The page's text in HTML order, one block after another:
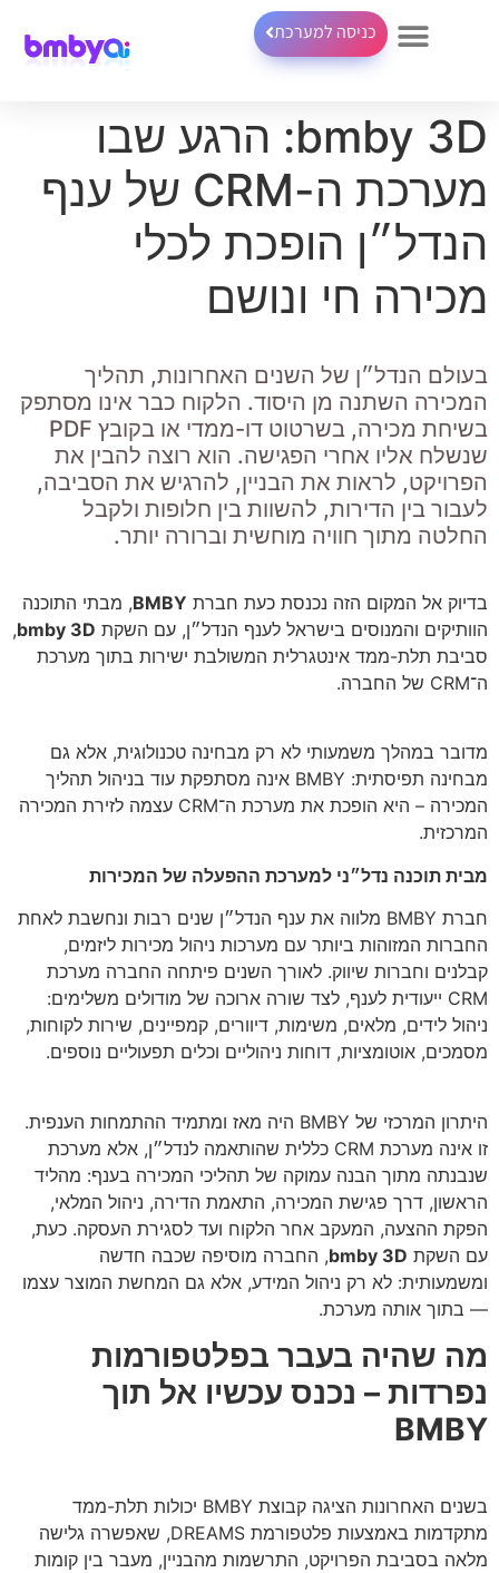
כניסה למערכת
bmby 3D: הרגע שבו
מערכת ה-CRM של ענף
הנדל״ן הופכת לכלי
מכירה חי ונושם
בעולם הנדל״ן של השנים האחרונות, תהליך
המכירה השתנה מן היסוד. הלקוח כבר אינו מסתפק
בשיחת מכירה, בשרטוט דו-ממדי או בקובץ PDF
שנשלח אליו אחרי הפגישה. הוא רוצה להבין את
הפרויקט, לראות את הבניין, להרגיש את הסביבה,
לעבור בין הדירות, להשוות בין חלופות ולקבל
החלטה מתוך חוויה מוחשית וברורה יותר.
בדיוק אל המקום הזה נכנסת כעת חברת BMBY, מבתי התוכנה
הוותיקים והמנוסים בישראל לענף הנדל״ן, עם השקת bmby 3D
,
סביבת תלת-ממד אינטגרלית המשולבת ישירות בתוך מערכת
ה־CRM של החברה.
מדובר במהלך משמעותי לא רק מבחינה טכנולוגית, אלא גם
מבחינה תפיסתית: BMBY אינה מסתפקת עוד בניהול תהליך
המכירה – היא הופכת את מערכת ה־CRM עצמה לזירת המכירה
המרכזית.
מבית תוכנה נדל״ני למערכת ההפעלה של המכירות
חברת BMBY מלווה את ענף הנדל״ן שנים רבות ונחשבת לאחת
החברות המזוהות ביותר עם מערכות ניהול מכירות ליזמים,
קבלנים וחברות שיווק. לאורך השנים פיתחה החברה מערכת
CRM ייעודית לענף, לצד שורה ארוכה של מודולים משלימים:
ניהול לידים, מלאים, משימות, דיוורים, קמפיינים, שירות לקוחות,
מסמכים, אוטומציות, דוחות ניהוליים וכלים תפעוליים נוספים.
היתרון המרכזי של BMBY היה מאז ומתמיד ההתמחות הענפית.
זו אינה מערכת CRM כללית שהותאמה לנדל״ן, אלא מערכת
שנבנתה מתוך הבנה עמוקה של תהליכי המכירה בענף: מהליד
הראשון, דרך פגישת המכירה, התאמת הדירה, ניהול המלאי,
הפקת ההצעה, המעקב אחר הלקוח ועד לסגירת העסקה. כעת,
עם השקת bmby 3D, החברה מוסיפה שכבה חדשה
ומשמעותית: לא רק ניהול המידע, אלא גם המחשת המוצר עצמו
— בתוך אותה מערכת.
מה שהיה בעבר בפלטפורמות
נפרדות – נכנס עכשיו אל תוך
BMBY
בשנים האחרונות הציגה קבוצת BMBY יכולות תלת-ממד
מתקדמות באמצעות פלטפורמת DREAMS, שאפשרה גלישה
מלאה בסביבת הפרויקט, התרשמות מהבניין, מעבר בין קומות